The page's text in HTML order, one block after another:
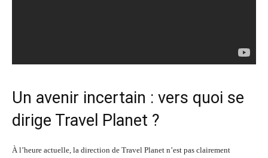
Un avenir incertain : vers quoi se
dirige Travel Planet ?
À l’heure actuelle, la direction de Travel Planet n’est pas clairement